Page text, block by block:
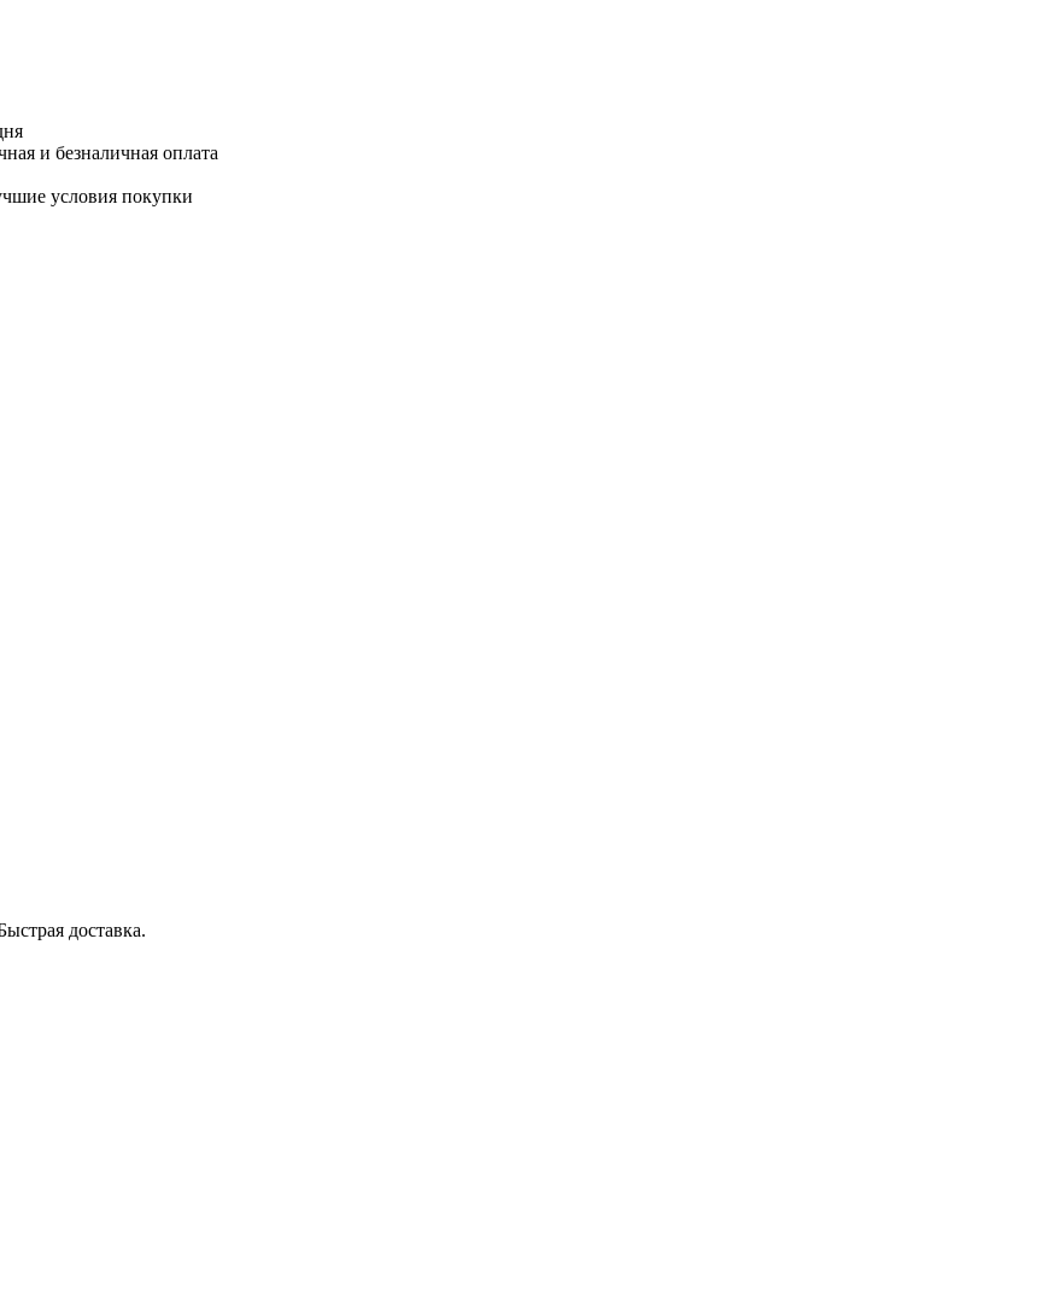
и безналичная оплата
условия покупки
доставка.